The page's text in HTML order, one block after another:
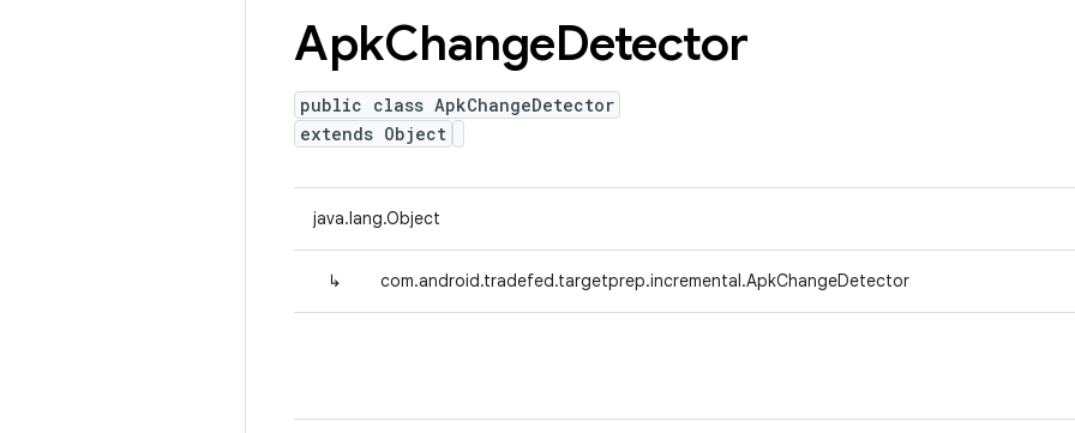
ApkChangeDetector
public class ApkChangeDetector
extends Object
java.lang.Object
↳ com.android.tradefed.targetprep.incremental.ApkChangeDetector